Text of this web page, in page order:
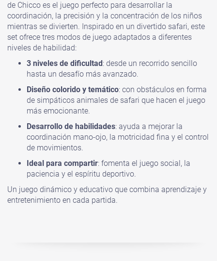
de Chicco es el juego perfecto para desarrollar la
coordinación, la precisión y la concentración de los niños
mientras se divierten. Inspirado en un divertido safari, este
set ofrece tres modos de juego adaptados a diferentes
niveles de habilidad:
3 niveles de dificultad: desde un recorrido sencillo
hasta un desafío más avanzado.
Diseño colorido y temático: con obstáculos en forma
de simpáticos animales de safari que hacen el juego
más emocionante.
Desarrollo de habilidades: ayuda a mejorar la
coordinación mano-ojo, la motricidad fina y el control
de movimientos.
Ideal para compartir: fomenta el juego social, la
paciencia y el espíritu deportivo.
Un juego dinámico y educativo que combina aprendizaje y
entretenimiento en cada partida.